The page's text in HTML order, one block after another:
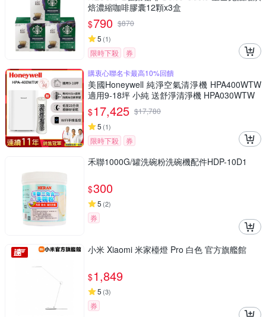
焙濃縮咖啡膠囊12顆x3盒
$790 $870
5 (1)
限時下殺
券
購衷心聯名卡最高10%回饋
美國Honeywell 純淨空氣清淨機 HPA400WTW
適用9-18坪 小純 送舒淨清淨機 HPA030WTW
$17,425 $17,780
5 (1)
限時下殺 券
禾聯1000G/罐洗碗粉洗碗機配件HDP-10D1
$300
5 (2)
券
小米 Xiaomi 米家檯燈 Pro 白色 官方旗艦館
$1,849
5 (3)
券